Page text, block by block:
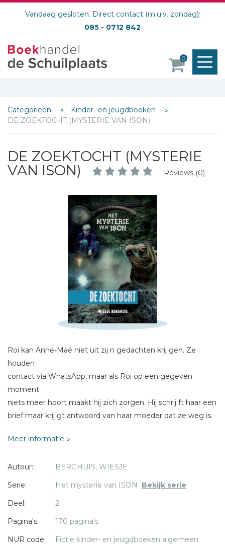
Vandaag gesloten. Direct contact (m.u.v. zondag):
085 - 0712 842
0
Categorieën
Kinder- en jeugdboeken
DE ZOEKTOCHT (MYSTERIE VAN ISON)
DE ZOEKTOCHT (MYSTERIE
VAN ISON)
Reviews (0)
Roi kan Anne-Maé niet uit zij n gedachten krij gen. Ze
houden
contact via WhatsApp, maar als Roi op een gegeven
moment
niets meer hoort maakt hij zich zorgen. Hij schrij ft haar een
brief maar krij gt antwoord van haar moeder dat ze weg is.
ze in gevaar is.
spanning
zorgt tussen Roi en zij n vader, maar dat houdt Roi niet
om de steen mee te nemen op zij n nieuwe avontuur.
Ga jij dit spannende avontuur aan met Roi en Anne-Maé?
Meer informatie
Auteur:
BERGHUIS, WIESJE
Serie:
Het mysterie van ISON Bekijk serie
Deel:
2
Pagina's:
170 pagina's
NUR code:
Fictie kinder- en jeugdboeken algemeen
Sterren
Naam *
E-mail *
Titel *
* = verplicht